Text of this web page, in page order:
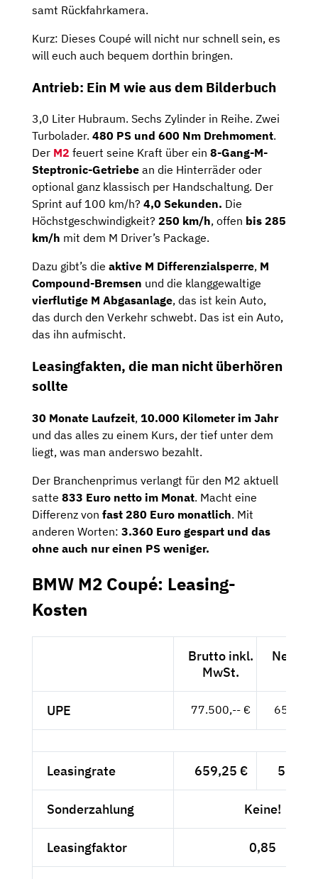
samt Rückfahrkamera.
Kurz: Dieses Coupé will nicht nur schnell sein, es
will euch auch bequem dorthin bringen.
Antrieb: Ein M wie aus dem Bilderbuch
3,0 Liter Hubraum. Sechs Zylinder in Reihe. Zwei
Turbolader. 480 PS und 600 Nm Drehmoment.
Der M2 feuert seine Kraft über ein 8-Gang-M-
Steptronic-Getriebe an die Hinterräder oder
optional ganz klassisch per Handschaltung. Der
Sprint auf 100 km/h? 4,0 Sekunden. Die
Höchstgeschwindigkeit? 250 km/h, offen bis 285
km/h mit dem M Driver’s Package.
Dazu gibt’s die aktive M Differenzialsperre, M
Compound-Bremsen und die klanggewaltige
vierflutige M Abgasanlage, das ist kein Auto,
das durch den Verkehr schwebt. Das ist ein Auto,
das ihn aufmischt.
Leasingfakten, die man nicht überhören
sollte
30 Monate Laufzeit, 10.000 Kilometer im Jahr
und das alles zu einem Kurs, der tief unter dem
liegt, was man anderswo bezahlt.
Der Branchenprimus verlangt für den M2 aktuell
satte 833 Euro netto im Monat. Macht eine
Differenz von fast 280 Euro monatlich. Mit
anderen Worten: 3.360 Euro gespart und das
ohne auch nur einen PS weniger.
BMW M2 Coupé: Leasing-
Kosten
Brutto inkl.
MwSt.
Netto
UPE 77.500,-- €
Leasingrate 659,25 €
Sonderzahlung Keine!
Leasingfaktor 0,85